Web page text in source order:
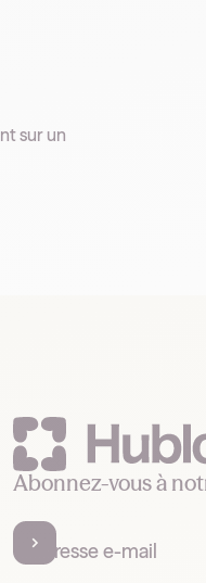
Abonnez-vous à